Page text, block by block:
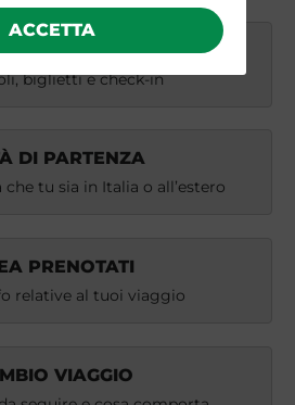
ACCETTA
BIGLIETTI AEREI
biglietti e check-in
DI PARTENZA
tu sia in Italia o all’estero
PRENOTATI
relative al tuoi viaggio
VIAGGIO